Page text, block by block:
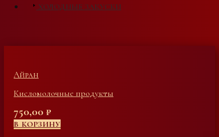
ХОЛОДНЫЕ ЗАКУСКИ
Айран
Кисломолочные продукты
750,00 ₽
В КОРЗИНУ